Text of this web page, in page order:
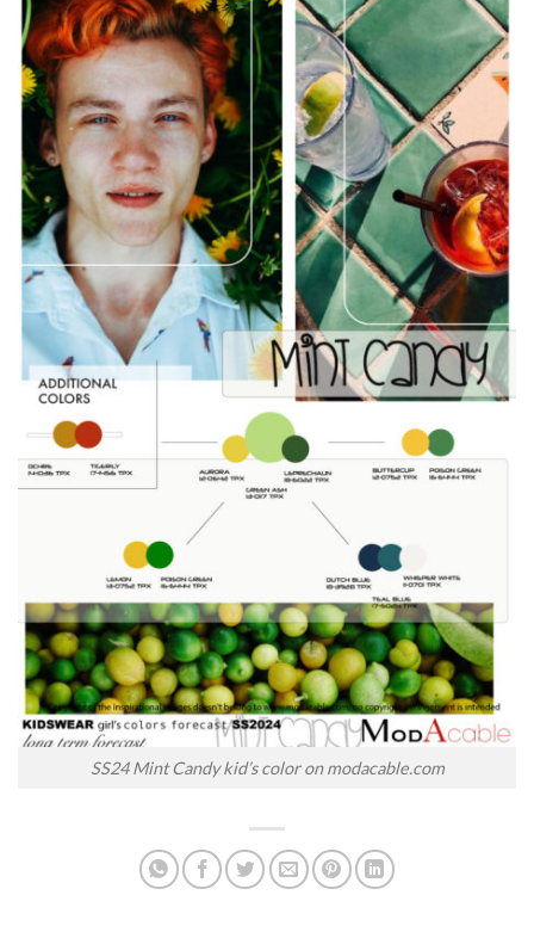
SS24 Mint Candy kid’s color on modacable.com